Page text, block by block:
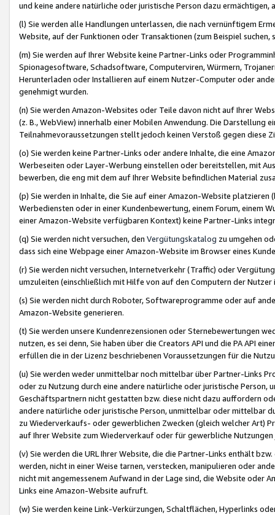
und keine andere natürliche oder juristische Person dazu
(l) Sie werden alle Handlungen unterlassen, die nach vernünftigem
Website, auf der Funktionen oder Transaktionen (zum Beispiel
(m) Sie werden auf Ihrer Website keine Partner-Links oder
Spionagesoftware, Schadsoftware, Computerviren, Würmern,
Herunterladen oder Installieren auf einem Nutzer-Computer oder
genehmigt wurden.
(n) Sie werden Amazon-Websites oder Teile davon nicht auf Ihrer
(z. B., WebView) innerhalb einer Mobilen Anwendung. Die Darstellung
Teilnahmevoraussetzungen stellt jedoch keinen Verstoß gegen diese
(o) Sie werden keine Partner-Links oder andere Inhalte, die eine
Werbeseiten oder Layer-Werbung einstellen oder bereitstellen, mit
bewerben, die eng mit dem auf Ihrer Website befindlichen Material
(p) Sie werden in Inhalte, die Sie auf einer Amazon-Website
Werbediensten oder in einer Kundenbewertung, einem Forum, einem
einer Amazon-Website verfügbaren Kontext) keine Partner-Links
(q) Sie werden nicht versuchen, den Vergütungskatalog zu umgehen
dass sich eine Webpage einer Amazon-Website im Browser eines
(r) Sie werden nicht versuchen, Internetverkehr (Traffic) oder
umzuleiten (einschließlich mit Hilfe von auf den Computern der
(s) Sie werden nicht durch Roboter, Softwareprogramme oder auf
Amazon-Website generieren.
(t) Sie werden unsere Kundenrezensionen oder Sternebewertungen
nutzen, es sei denn, Sie haben über die Creators API und die PA API
erfüllen die in der Lizenz beschriebenen Voraussetzungen für die
(u) Sie werden weder unmittelbar noch mittelbar über Partner-Links
oder zu Nutzung durch eine andere natürliche oder juristische
Geschäftspartnern nicht gestatten bzw. diese nicht dazu auffordern
andere natürliche oder juristische Person, unmittelbar oder mittelbar
zu Wiederverkaufs- oder gewerblichen Zwecken (gleich welcher Art)
auf Ihrer Website zum Wiederverkauf oder für gewerbliche
(v) Sie werden die URL Ihrer Website, die die Partner-Links enthält
werden, nicht in einer Weise tarnen, verstecken, manipulieren oder
nicht mit angemessenem Aufwand in der Lage sind, die Website oder
Links eine Amazon-Website aufruft.
(w) Sie werden keine Link-Verkürzungen, Schaltflächen, Hyperlinks